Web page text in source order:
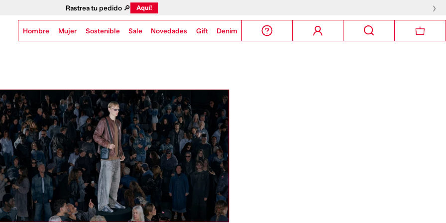
Rastrea tu pedido 🔎 Aquí! ›
Hombre Mujer Sostenible Sale Novedades Gift Denim